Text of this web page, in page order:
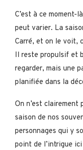
C’est à ce moment-
peut varier. La
Carré, et on le voit,
Il reste propulsif et
regarder, mais une
planifiée dans la
On n’est clairement
saison de nos
personnages qui y
point de l’intrigue